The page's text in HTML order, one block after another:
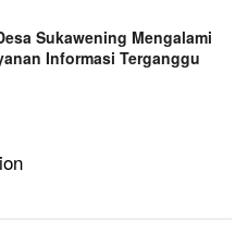
Sukawening Mengalami
Informasi Terganggu